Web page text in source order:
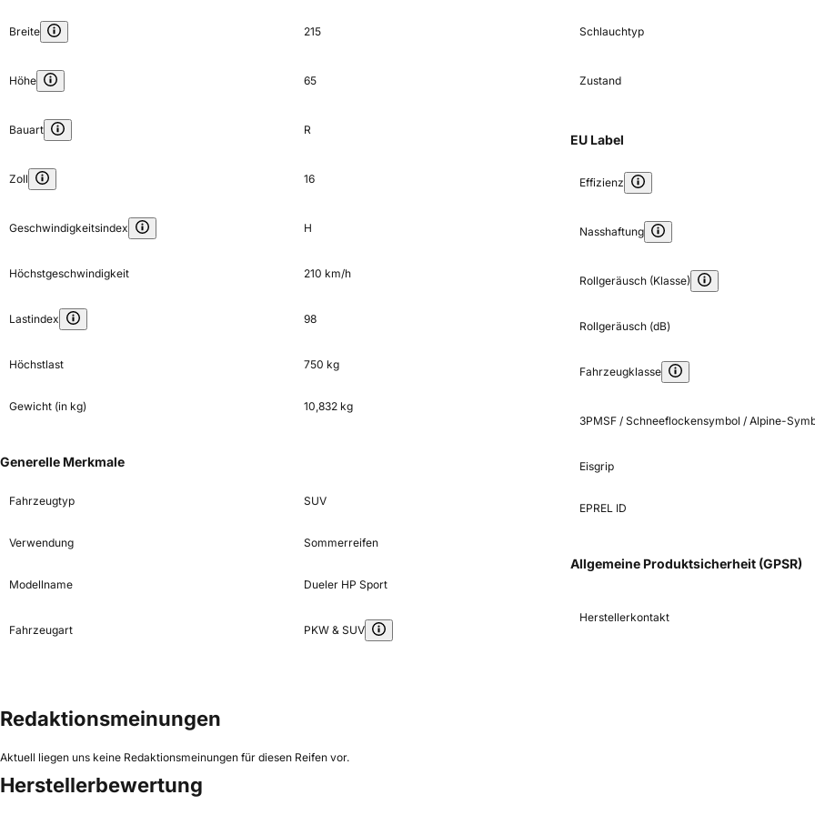
Breite 215
Höhe 65
Bauart R
Zoll 16
Geschwindigkeitsindex H
Höchstgeschwindigkeit 210 km/h
Lastindex 98
Höchstlast 750 kg
Gewicht (in kg) 10,832 kg
Generelle Merkmale
Fahrzeugtyp SUV
Verwendung Sommerreifen
Modellname Dueler HP Sport
Fahrzeugart PKW & SUV
Schlauchtyp
Zustand
EU Label
Effizienz
Nasshaftung
Rollgeräusch (Klasse)
Rollgeräusch (dB)
Fahrzeugklasse
3PMSF / Schneeflockensymbol / Alpine-
Eisgrip
EPREL ID
Allgemeine Produktsicherheit (GPSR)
Herstellerkontakt
Redaktionsmeinungen
Aktuell liegen uns keine Redaktionsmeinungen für diesen Reifen vor.
Herstellerbewertung